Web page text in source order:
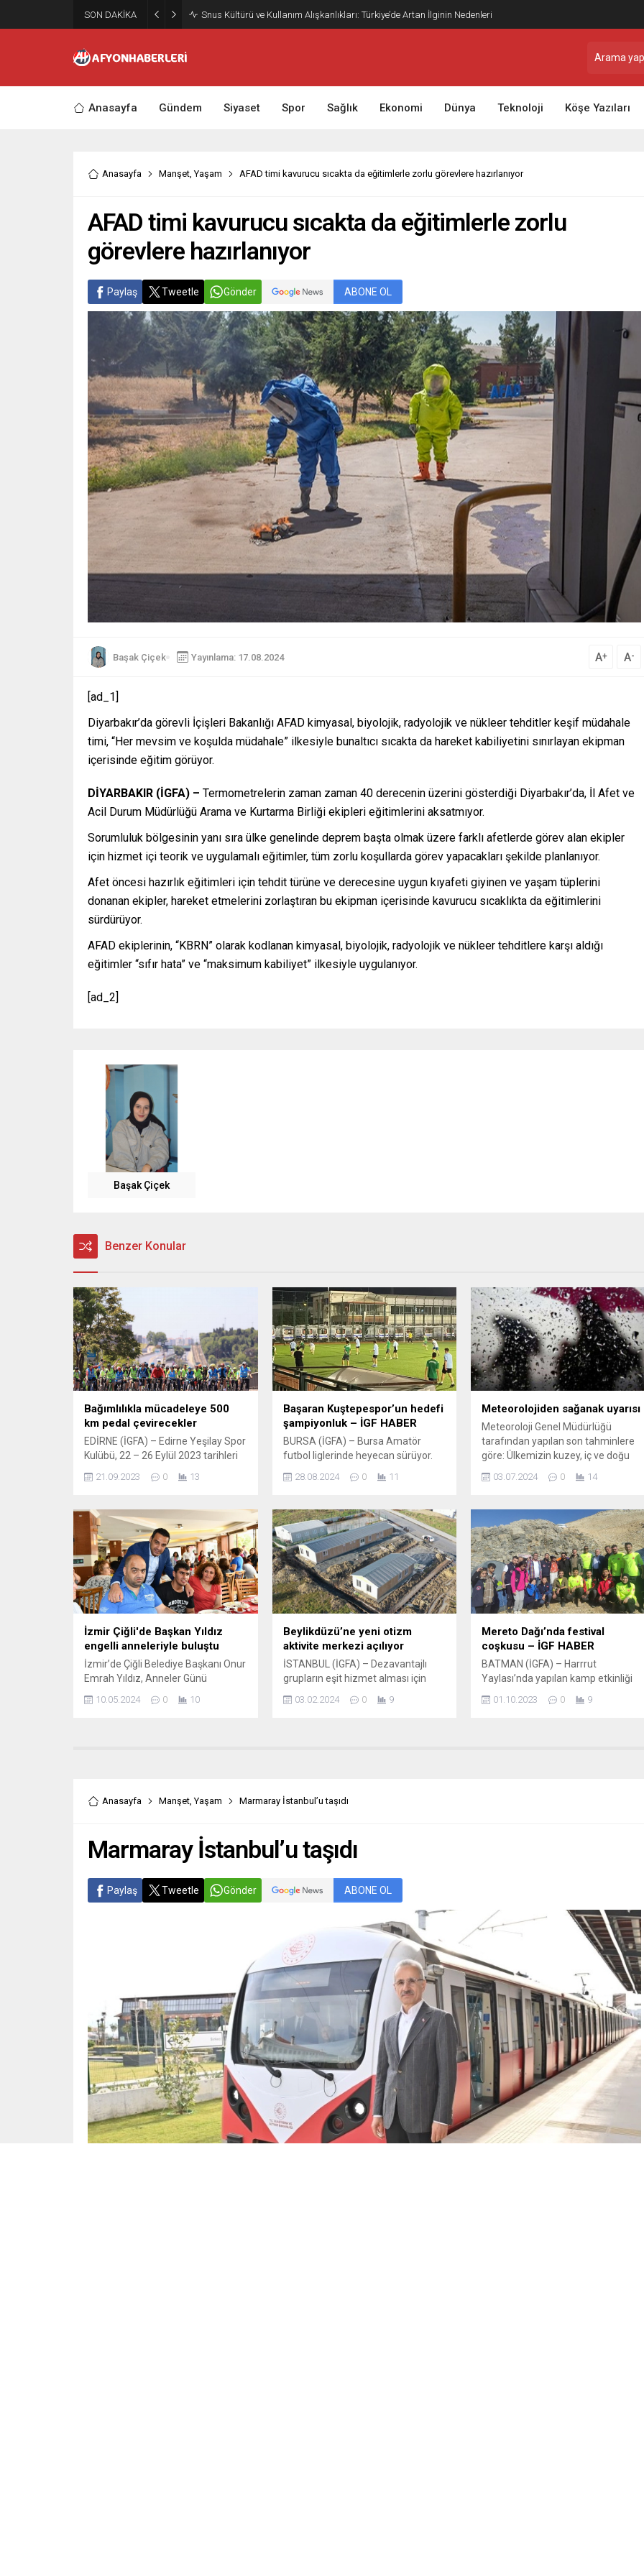
SON DAKİKA Snus Kültürü ve Kullanım Alışkanlıkları: Türkiye’de Artan İlginin Nedenleri
Anasayfa Gündem Siyaset Spor Sağlık Ekonomi Dünya Teknoloji Köşe Yazıları
Anasayfa Manşet,Yaşam AFAD timi kavurucu sıcakta da eğitimlerle zorlu görevlere hazırlanıyor
AFAD timi kavurucu sıcakta da eğitimlerle zorlu
görevlere hazırlanıyor
Paylaş Tweetle Gönder ABONE OL
Başak Çiçek Yayınlama: 17.08.2024 A+ A-
[ad_1]
Diyarbakır’da görevli İçişleri Bakanlığı AFAD kimyasal, biyolojik, radyolojik ve nükleer tehditler keşif müdahale
timi, “Her mevsim ve koşulda müdahale” ilkesiyle bunaltıcı sıcakta da hareket kabiliyetini sınırlayan ekipman
içerisinde eğitim görüyor.
DİYARBAKIR (İGFA) – Termometrelerin zaman zaman 40 derecenin üzerini gösterdiği Diyarbakır’da, İl Afet ve
Acil Durum Müdürlüğü Arama ve Kurtarma Birliği ekipleri eğitimlerini aksatmıyor.
Sorumluluk bölgesinin yanı sıra ülke genelinde deprem başta olmak üzere farklı afetlerde görev alan ekipler
için hizmet içi teorik ve uygulamalı eğitimler, tüm zorlu koşullarda görev yapacakları şekilde planlanıyor.
Afet öncesi hazırlık eğitimleri için tehdit türüne ve derecesine uygun kıyafeti giyinen ve yaşam tüplerini
donanan ekipler, hareket etmelerini zorlaştıran bu ekipman içerisinde kavurucu sıcaklıkta da eğitimlerini
sürdürüyor.
AFAD ekiplerinin, “KBRN” olarak kodlanan kimyasal, biyolojik, radyolojik ve nükleer tehditlere karşı aldığı
eğitimler “sıfır hata” ve “maksimum kabiliyet” ilkesiyle uygulanıyor.
[ad_2]
Başak Çiçek
Benzer Konular
Bağımlılıkla mücadeleye 500
km pedal çevirecekler
EDİRNE (İGFA) – Edirne Yeşilay Spor
Kulübü, 22 – 26 Eylül 2023 tarihleri
arasında Batı Trakya’da düzenlediği
310 km’lik “Serhat’tan Evlad-ı
turunun ardından, 2. etap için
rotasını Bulgaristan’a çevirdi. 5 gün
4 gece boyunca yaklaşık 500 km’lik
etap süresince Edirne Selimiye
Meydanından pedal çevirmeye...
21.09.2023 0 13
Başaran Kuştepespor’un hedefi
şampiyonluk – İGF HABER
BURSA (İGFA) – Bursa Amatör
futbol liglerinde heyecan sürüyor.
2024-2025 sezonuna iddialı
hazırlanan takımlar, ligi şampiyon
kazanıp üst lige çıkmayı hedefliyor.
Bursa Atıcılar Futbol Sahası’nda lige
hazırlanan Başaran Kuştepespor’de
teknik direktör Tahsin Hoca’nın
direktiflerini uygulayan genç
futbolcular, yeni sezonda iddialı
olduklarını yaptıkları antrenmanla
gösterdi. Geçen sezon...
28.08.2024 0 11
Meteorolojiden sağanak uyarısı
Meteoroloji Genel Müdürlüğü
tarafından yapılan son tahminlere
göre: Ülkemizin kuzey, iç ve doğu
kesimlerinin parçalı, yer yer çok
bulutlu, İç Anadolu’nun kuzeybatısı,
Anadolu’nun kuzeydoğusu, Trakya,
Bilecik, Kütahya, Afyonkarahisar,
Isparta, Burdur, Bolu, Muş, Bitlis,
Van, İstanbul’un batısı ile Doğu
Akdeniz’in Toroslar kesiminin yerel
olmak üzere...
03.07.2024 0 14
İzmir Çiğli'de Başkan Yıldız
engelli anneleriyle buluştu
İzmir’de Çiğli Belediye Başkanı Onur
Emrah Yıldız, Anneler Günü
Aile Hizmetleri Müdürlüğü’nün
tek tek gezerek özel çocuklar...
10.05.2024 0 10
Beylikdüzü’ne yeni otizm
aktivite merkezi açılıyor
İSTANBUL (İGFA) – Dezavantajlı
grupların eşit hizmet alması için
Belediyesi, ilçeye yeni bir Otizm
tamamlanarak hizmete açılacağını
belirten Beylikdüzü Belediye
03.02.2024 0 9
Mereto Dağı’nda festival
coşkusu – İGF HABER
BATMAN (İGFA) – Harrrut
Yaylası’nda yapılan kamp etkinliği
Kaymakamı Murat Mete, Mereto
01.10.2023 0 9
Anasayfa Manşet ,Yaşam Marmaray İstanbul’u taşıdı
Marmaray İstanbul’u taşıdı
Paylaş Tweetle Gönder ABONE OL